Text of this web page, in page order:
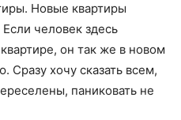
Новые квартиры
человек здесь
он так же в новом
Сразу хочу сказать всем,
паниковать не